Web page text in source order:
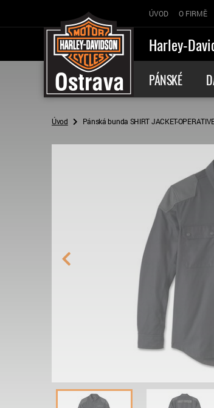
ÚVOD O FIRMĚ
Harley-
PÁNSKÉ
Úvod Pánská bunda SHIRT JACKET-